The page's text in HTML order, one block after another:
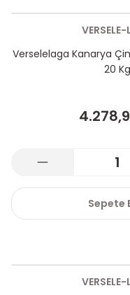
Verselelaga Kanarya
20 Kg
Sepete